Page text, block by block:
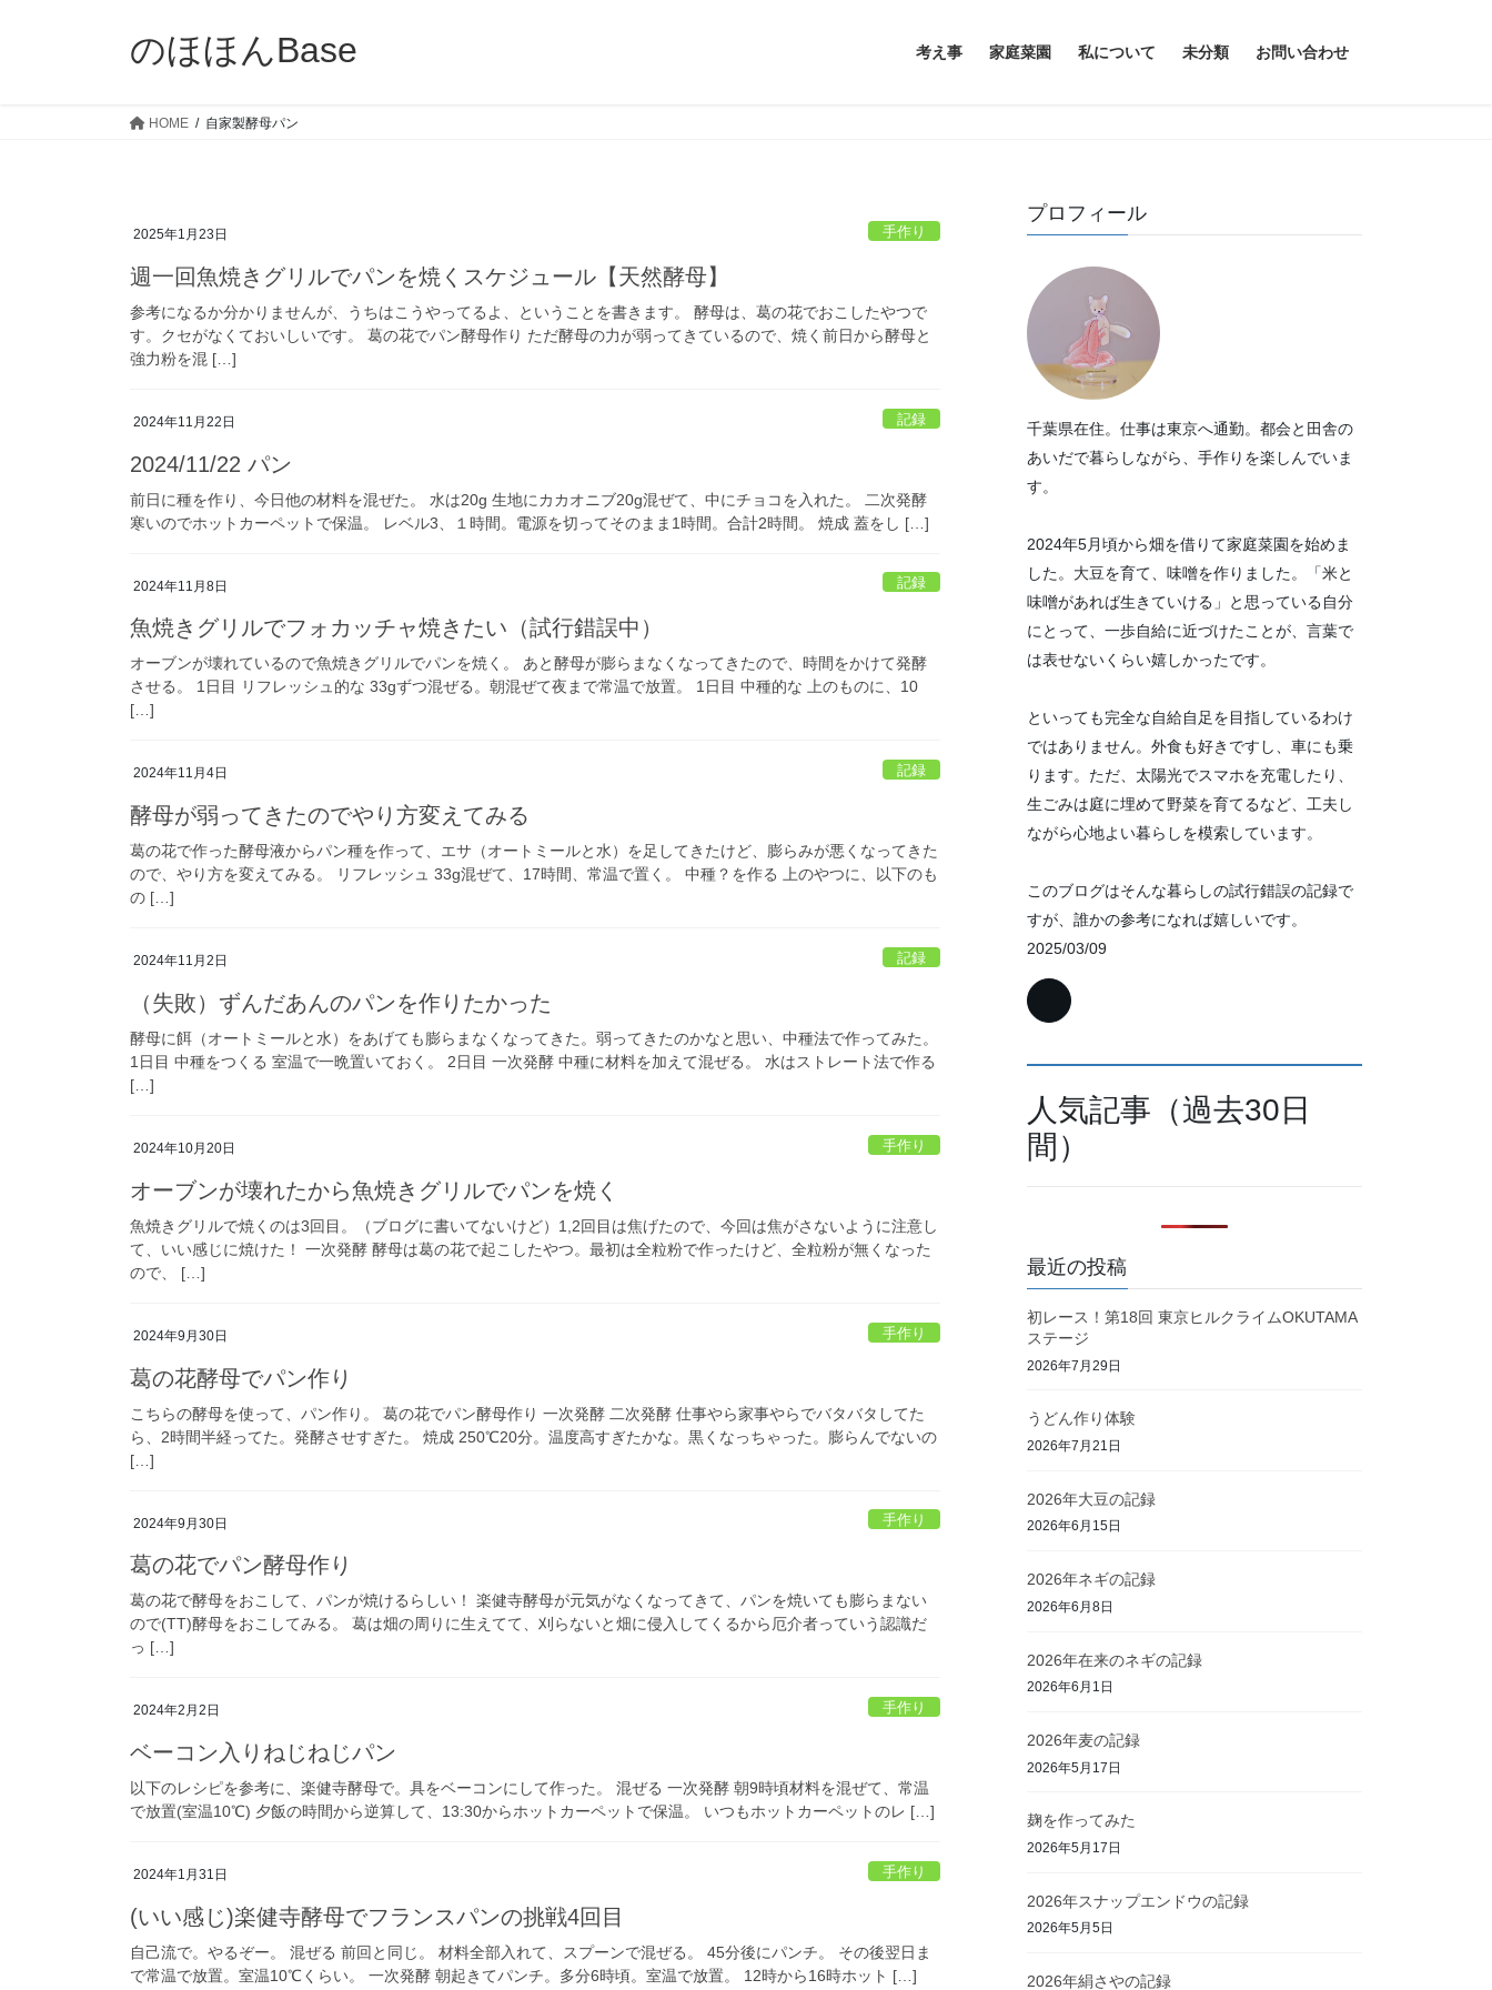
のほほんBase 考え事 家庭菜園 私について 未分類 お問い合わせ
HOME 自家製酵母パン
2025年1月23日 手作り
週一回魚焼きグリルでパンを焼くスケジュール【天然酵母】
参考になるか分かりませんが、うちはこうやってるよ、ということを書きます。 酵母は、葛の花でおこしたやつで
す。クセがなくておいしいです。 葛の花でパン酵母作り ただ酵母の力が弱ってきているので、焼く前日から酵母と
強力粉を混 […]
2024年11月22日 記録
2024/11/22 パン
前日に種を作り、今日他の材料を混ぜた。 水は20g 生地にカカオニブ20g混ぜて、中にチョコを入れた。 二次発酵
寒いのでホットカーペットで保温。 レベル3、１時間。電源を切ってそのまま1時間。合計2時間。 焼成 蓋をし […]
2024年11月8日 記録
魚焼きグリルでフォカッチャ焼きたい（試行錯誤中）
オーブンが壊れているので魚焼きグリルでパンを焼く。 あと酵母が膨らまなくなってきたので、時間をかけて発酵
させる。 1日目 リフレッシュ的な 33gずつ混ぜる。朝混ぜて夜まで常温で放置。 1日目 中種的な 上のものに、10
[…]
2024年11月4日 記録
酵母が弱ってきたのでやり方変えてみる
葛の花で作った酵母液からパン種を作って、エサ（オートミールと水）を足してきたけど、膨らみが悪くなってきた
ので、やり方を変えてみる。 リフレッシュ 33g混ぜて、17時間、常温で置く。 中種？を作る 上のやつに、以下のも
の […]
2024年11月2日 記録
（失敗）ずんだあんのパンを作りたかった
酵母に餌（オートミールと水）をあげても膨らまなくなってきた。弱ってきたのかなと思い、中種法で作ってみた。
1日目 中種をつくる 室温で一晩置いておく。 2日目 一次発酵 中種に材料を加えて混ぜる。 水はストレート法で作る
[…]
2024年10月20日 手作り
オーブンが壊れたから魚焼きグリルでパンを焼く
魚焼きグリルで焼くのは3回目。（ブログに書いてないけど）1,2回目は焦げたので、今回は焦がさないように注意し
て、いい感じに焼けた！ 一次発酵 酵母は葛の花で起こしたやつ。最初は全粒粉で作ったけど、全粒粉が無くなった
ので、 […]
2024年9月30日 手作り
葛の花酵母でパン作り
こちらの酵母を使って、パン作り。 葛の花でパン酵母作り 一次発酵 二次発酵 仕事やら家事やらでバタバタしてた
ら、2時間半経ってた。発酵させすぎた。 焼成 250℃20分。温度高すぎたかな。黒くなっちゃった。膨らんでないの
[…]
2024年9月30日 手作り
葛の花でパン酵母作り
葛の花で酵母をおこして、パンが焼けるらしい！ 楽健寺酵母が元気がなくなってきて、パンを焼いても膨らまない
ので(⁠T⁠T⁠)酵母をおこしてみる。 葛は畑の周りに生えてて、刈らないと畑に侵入してくるから厄介者っていう認識だ
っ […]
2024年2月2日 手作り
ベーコン入りねじねじパン
以下のレシピを参考に、楽健寺酵母で。具をベーコンにして作った。 混ぜる 一次発酵 朝9時頃材料を混ぜて、常温
で放置(室温10℃) 夕飯の時間から逆算して、13:30からホットカーペットで保温。 いつもホットカーペットのレ […]
2024年1月31日 手作り
(いい感じ)楽健寺酵母でフランスパンの挑戦4回目
自己流で。やるぞー。 混ぜる 前回と同じ。 材料全部入れて、スプーンで混ぜる。 45分後にパンチ。 その後翌日ま
で常温で放置。室温10℃くらい。 一次発酵 朝起きてパンチ。多分6時頃。室温で放置。 12時から16時ホット […]
プロフィール
千葉県在住。仕事は東京へ通勤。都会と田舎の
あいだで暮らしながら、手作りを楽しんでいま
す。
2024年5月頃から畑を借りて家庭菜園を始めま
した。大豆を育て、味噌を作りました。「米と
味噌があれば生きていける」と思っている自分
にとって、一歩自給に近づけたことが、言葉で
は表せないくらい嬉しかったです。
といっても完全な自給自足を目指しているわけ
ではありません。外食も好きですし、車にも乗
ります。ただ、太陽光でスマホを充電したり、
生ごみは庭に埋めて野菜を育てるなど、工夫し
ながら心地よい暮らしを模索しています。
このブログはそんな暮らしの試行錯誤の記録で
すが、誰かの参考になれば嬉しいです。
2025/03/09
人気記事（過去30日
間）
最近の投稿
初レース！第18回 東京ヒルクライムOKUTAMA
ステージ
2026年7月29日
うどん作り体験
2026年7月21日
2026年大豆の記録
2026年6月15日
2026年ネギの記録
2026年6月8日
2026年在来のネギの記録
2026年6月1日
2026年麦の記録
2026年5月17日
麹を作ってみた
2026年5月17日
2026年スナップエンドウの記録
2026年5月5日
2026年絹さやの記録